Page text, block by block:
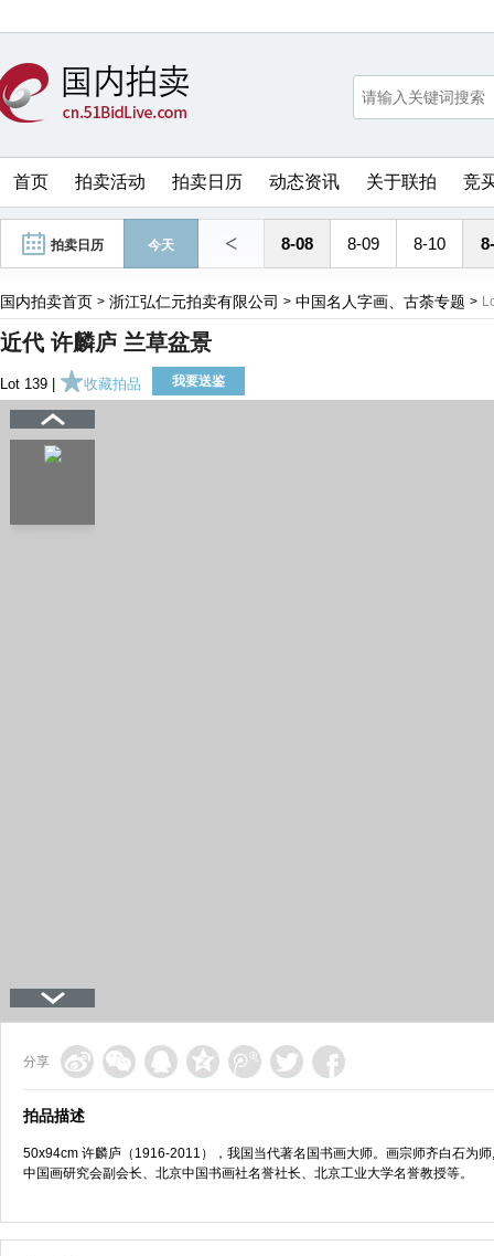
首页 拍卖活动 拍卖日历 动态资讯 关于联拍 竞
拍卖日历 今天 < 8-08 8-09 8-10
国内拍卖首页 > 浙江弘仁元拍卖有限公司 > 中国名人字画、古荼专题 >
近代 许麟庐 兰草盆景
Lot 139 | 收藏拍品 我要送鉴
分享
拍品描述
50x94cm 许麟庐（1916-2011），我国当代著名国书画大师。画宗师齐白石为
中国画研究会副会长、北京中国书画社名誉社长、北京工业大学名誉教授等。